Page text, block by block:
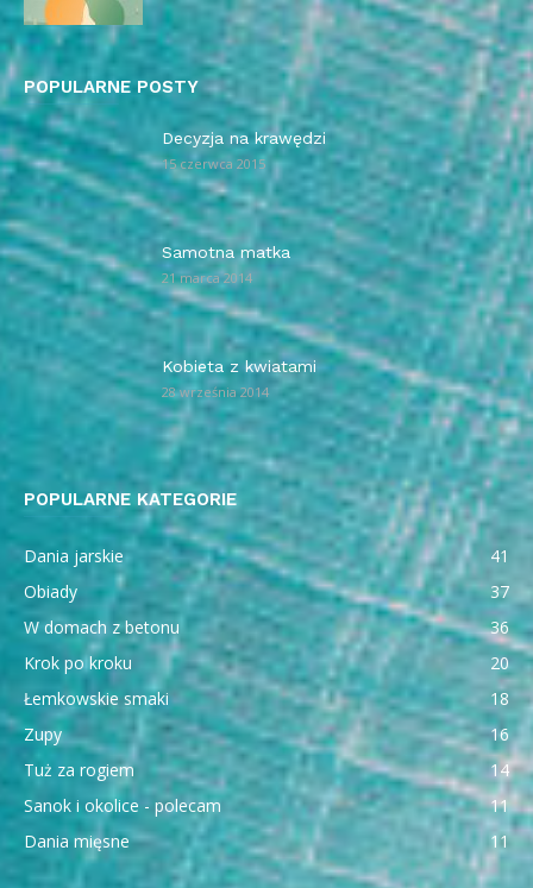
POPULARNE POSTY
Decyzja na krawędzi
15 czerwca 2015
Samotna matka
21 marca 2014
Kobieta z kwiatami
28 września 2014
POPULARNE KATEGORIE
Dania jarskie
41
Obiady
37
W domach z betonu
36
Krok po kroku
20
Łemkowskie smaki
18
Zupy
16
Tuż za rogiem
14
Sanok i okolice - polecam
11
Dania mięsne
11